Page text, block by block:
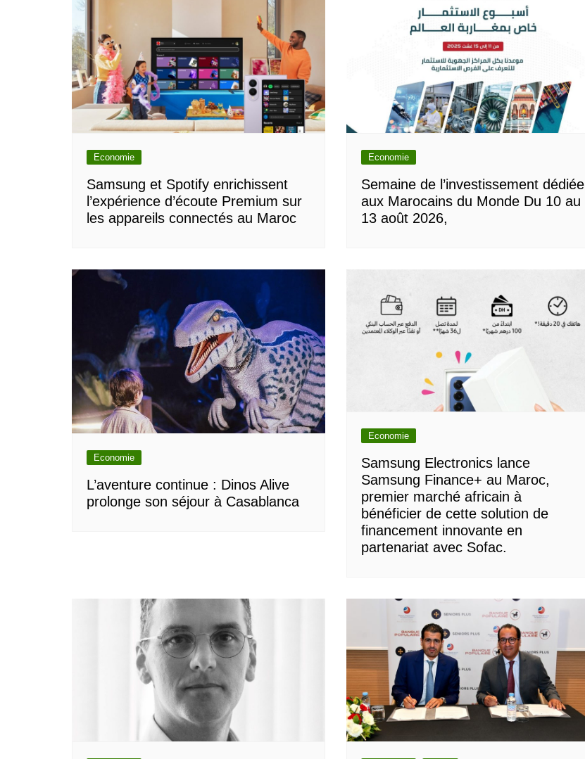
Economie
Samsung et Spotify enrichissent
l’expérience d’écoute Premium sur
les appareils connectés au Maroc
Economie
Semaine de l’investissement dédiée
aux Marocains du Monde Du 10 au
13 août 2026,
Economie
L’aventure continue : Dinos Alive
prolonge son séjour à Casablanca
Economie
Samsung Electronics lance
Samsung Finance+ au Maroc,
premier marché africain à
bénéficier de cette solution de
financement innovante en
partenariat avec Sofac.